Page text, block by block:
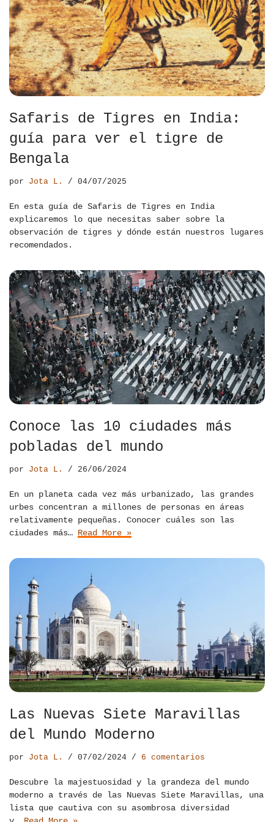
Safaris de Tigres en India:
guía para ver el tigre de
Bengala
por Jota L. 04/07/2025
En esta guía de Safaris de Tigres en India
explicaremos lo que necesitas saber sobre la
observación de tigres y dónde están nuestros lugares
recomendados.
Conoce las 10 ciudades más
pobladas del mundo
por Jota L. 26/06/2024
En un planeta cada vez más urbanizado, las grandes
urbes concentran a millones de personas en áreas
relativamente pequeñas. Conocer cuáles son las
ciudades más… Read More »
Las Nuevas Siete Maravillas
del Mundo Moderno
por Jota L. 07/02/2024 6 comentarios
Descubre la majestuosidad y la grandeza del mundo
moderno a través de las Nuevas Siete Maravillas, una
lista que cautiva con su asombrosa diversidad